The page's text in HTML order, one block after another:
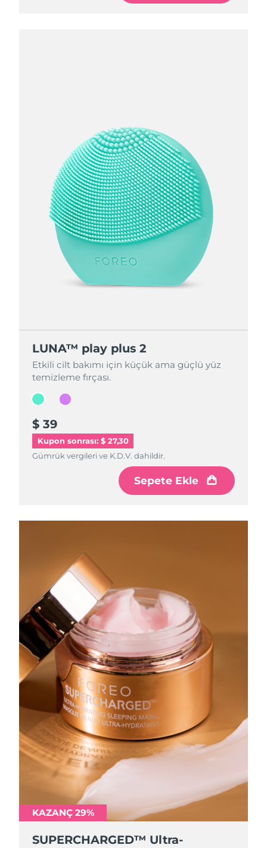
LUNA™ play plus 2
Etkili cilt bakımı için küçük ama güçlü yüz
temizleme fırçası.
$ 39
Kupon sonrası: $ 27,30
Gümrük vergileri ve K.D.V. dahildir.
Sepete Ekle
LUNA™ play plus 2
Etkili cilt bakımı için küçük ama güçlü yüz
temizleme fırçası.
$ 39
Gümrük vergileri ve K.D.V. dahildir.
Sepete Ekle
KAZANÇ 29%
SUPERCHARGED™ Ultra-